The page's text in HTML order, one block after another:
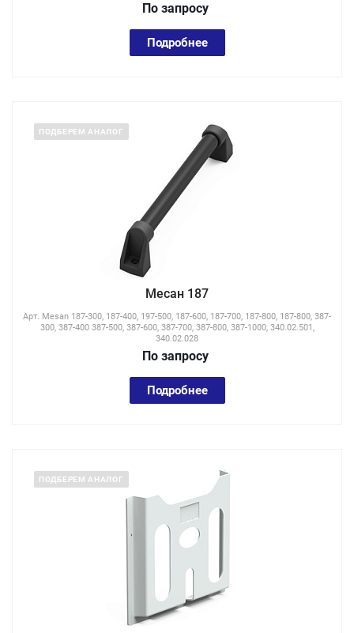
По запросу
Подробнее
ПОДБЕРЕМ АНАЛОГ
Месан 187
Арт. Mesan 187-300, 187-400, 197-500, 187-600, 187-700, 187-800, 187-800, 387-
300, 387-400 387-500, 387-600, 387-700, 387-800, 387-1000, 340.02.501,
340.02.028
По запросу
Подробнее
ПОДБЕРЕМ АНАЛОГ